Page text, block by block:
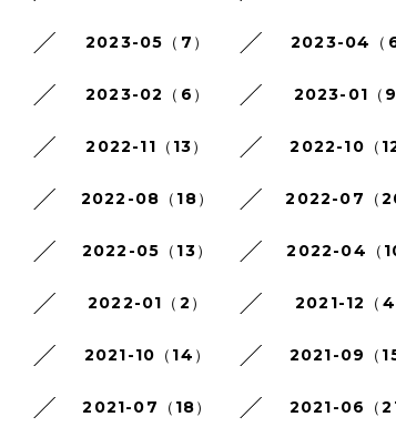
2023-05（7） 2023-04（6
2023-02（6） 2023-01（9
2022-11（13） 2022-10（12
2022-08（18） 2022-07（
2022-05（13） 2022-04（
2022-01（2） 2021-12（4
2021-10（14） 2021-09（15
2021-07（18） 2021-06（21